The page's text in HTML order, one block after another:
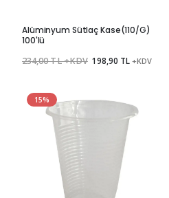
Alüminyum Sütlaç Kase(110/G)
100'lü
234,00 TL +KDV 198,90 TL +KDV
15%